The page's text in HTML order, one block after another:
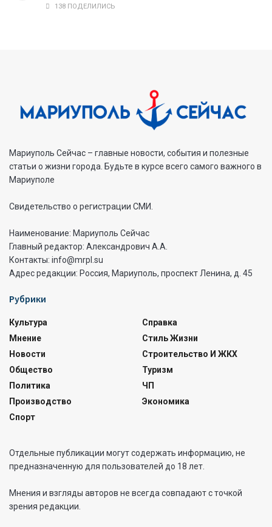
138 ПОДЕЛИЛИСЬ
Мариуполь Сейчас – главные новости, события и полезные
статьи о жизни города. Будьте в курсе всего самого важного в
Мариуполе
Свидетельство о регистрации СМИ.
Наименование: Мариуполь Сейчас
Главный редактор: Александрович А.А.
Контакты: info@mrpl.su
Адрес редакции: Россия, Мариуполь, проспект Ленина, д. 45
Рубрики
Культура
Мнение
Новости
Общество
Политика
Производство
Спорт
Справка
Стиль Жизни
Строительство И ЖКХ
Туризм
ЧП
Экономика
Отдельные публикации могут содержать информацию, не
предназначенную для пользователей до 18 лет.
Мнения и взгляды авторов не всегда совпадают с точкой
зрения редакции.